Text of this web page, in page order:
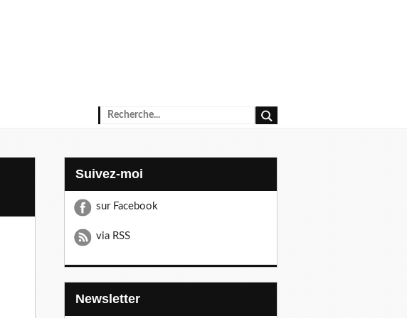
Suivez-moi
sur Facebook
via RSS
Newsletter